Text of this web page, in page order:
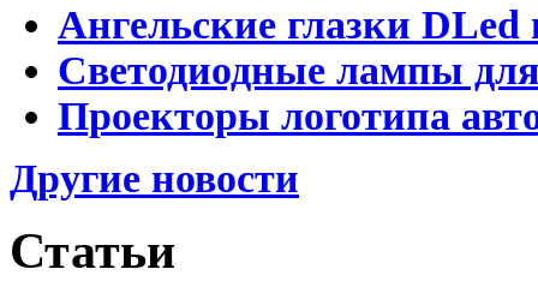
Ангельские глазки DLed
Светодиодные лампы
Проекторы логотипа
Другие новости
Статьи